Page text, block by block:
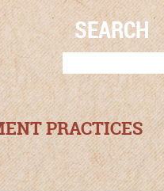
SEARCH
SEARCH
FOR:
PRACTICES